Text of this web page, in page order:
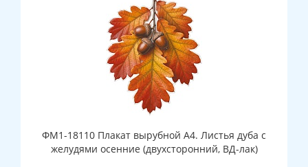
ФМ1-18110 Плакат вырубной А4. Листья дуба с
желудями осенние (двухсторонний, ВД-лак)